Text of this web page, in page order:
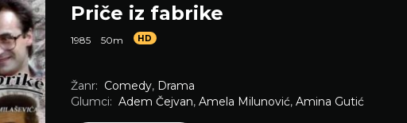
Priče iz fabrike
1985 50m HD
Žanr: Comedy, Drama
Glumci: Adem Čejvan, Amela Milunović, Amina Gutić